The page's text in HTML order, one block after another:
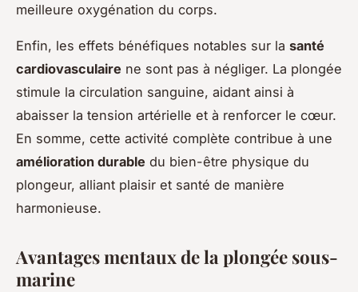
meilleure oxygénation du corps.
Enfin, les effets bénéfiques notables sur la santé
cardiovasculaire ne sont pas à négliger. La plongée
stimule la circulation sanguine, aidant ainsi à
abaisser la tension artérielle et à renforcer le cœur.
En somme, cette activité complète contribue à une
amélioration durable du bien-être physique du
plongeur, alliant plaisir et santé de manière
harmonieuse.
Avantages mentaux de la plongée sous-
marine